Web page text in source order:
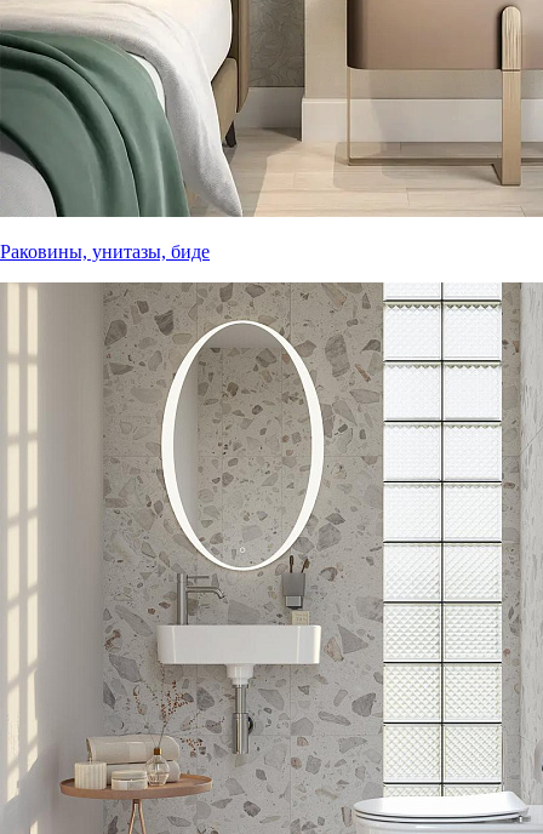
Раковины, унитазы, биде